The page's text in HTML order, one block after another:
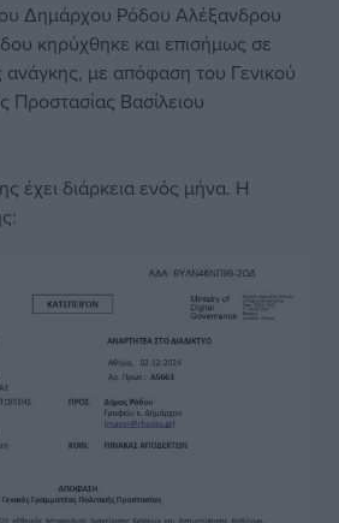
Δημάρχου Ρόδου Αλέξανδρου
κηρύχθηκε και επισήμως σε
ανάγκης, με απόφαση του Γενικού
Προστασίας Βασίλειου
έχει διάρκεια ενός μήνα. Η